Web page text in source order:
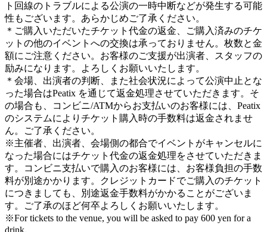
ト回線のトラブルによる公演の一時中断などが発生する可能
性もございます。あらかじめご了承ください。
＊ご購入いただいたチケット代金の返金、ご購入済みのチケ
ットの他のイベントへの交換は承っておりません。枚数と金
額にご注意ください。お客様のご支援が出演者、スタッフの
励みになります。よろしくお願いいたします。
＊会場、出演者の判断、また社会状況によって公演中止とな
った場合はPeatix を通じて返金処理させていただきます。そ
の場合も、コンビニ/ATMからお支払いのお客様には、Peatix
のシステムによりチケット購入時の手数料は返金されませ
ん。ご了承ください。
※主催者、出演者、会場側の都合でイベントがキャンセルに
なった場合にはチケット代金の返金処理をさせていただきま
す。コンビニ支払いで購入のお客様には、お客様負担の手数
料が別途かかります。クレジットカードでご購入のチケット
につきましても、別途返金手数料がかかることがございま
す。ご了承のほど何卒よろしくお願いいたします。
※For tickets to the venue, you will be asked to pay 600 yen for a